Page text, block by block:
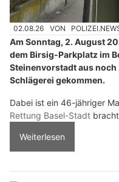
02.08.26 VON
Am Sonntag, 2. August
dem Birsig-Parkplatz im
Steinenvorstadt aus
Schlägerei gekommen.
Dabei ist ein 46-jähriger
Rettung Basel-Stadt
Weiterlesen